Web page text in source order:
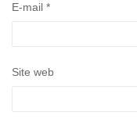
E-mail *
Site web